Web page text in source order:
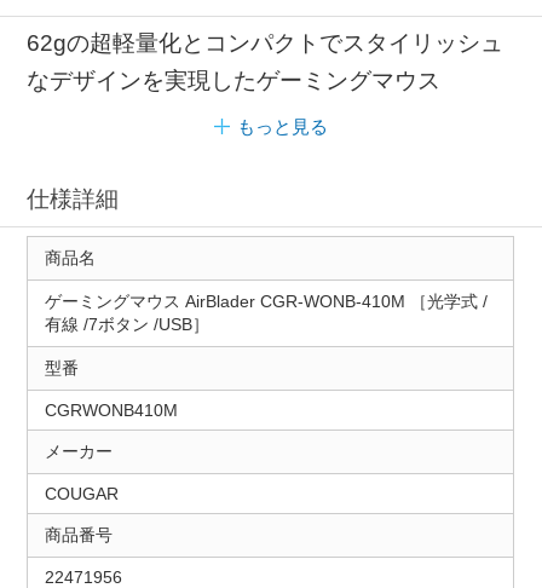
62gの超軽量化とコンパクトでスタイリッシュ
なデザインを実現したゲーミングマウス
もっと見る
仕様詳細
商品名
ゲーミングマウス AirBlader CGR-WONB-410M ［光学式 /
有線 /7ボタン /USB］
型番
CGRWONB410M
メーカー
COUGAR
商品番号
22471956